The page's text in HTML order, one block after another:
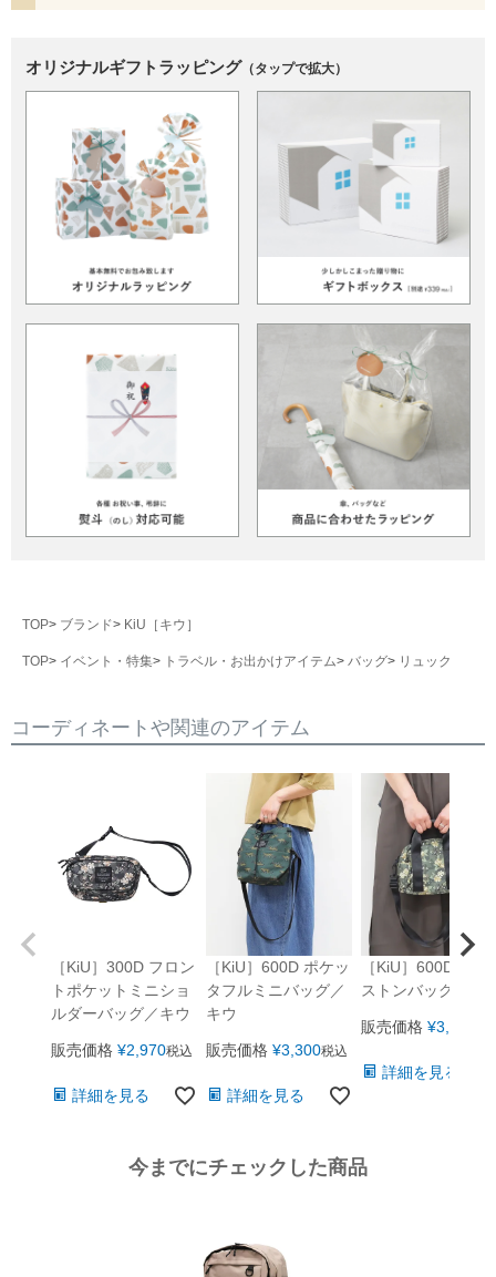
オリジナルギフトラッピング （タップで拡大）
TOP ブランド KiU［キウ］
TOP イベント・特集 トラベル・お出かけアイテム バッグ リュック
コーディネートや関連のアイテム
［KiU］300D フロン
トポケットミニショ
ルダーバッグ／キウ
販売価格 ¥2,970税込
詳細を見る
［KiU］600D ポケッ
タフルミニバッグ／
キウ
販売価格 ¥3,300税込
詳細を見る
［KiU］600D ミニ
ストンバッグ／キ
販売価格 ¥3,850
詳細を見る
今までにチェックした商品